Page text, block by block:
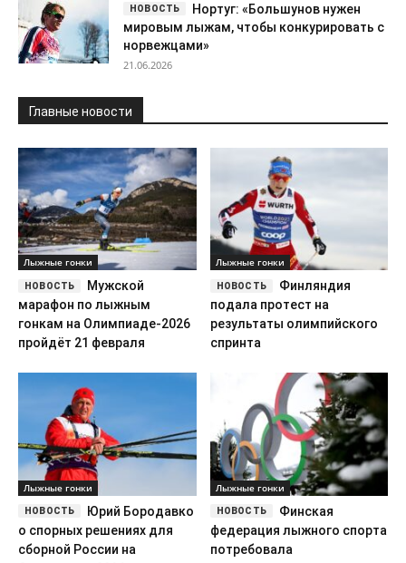
Нортуг: «Большунов нужен
мировым лыжам, чтобы конкурировать с
норвежцами»
21.06.2026
Главные новости
Лыжные гонки
Мужской
марафон по лыжным
гонкам на Олимпиаде-2026
пройдёт 21 февраля
Лыжные гонки
Финляндия
подала протест на
результаты олимпийского
спринта
Лыжные гонки
Юрий Бородавко
о спорных решениях для
сборной России на
Лыжные гонки
Финская
федерация лыжного спорта
потребовала